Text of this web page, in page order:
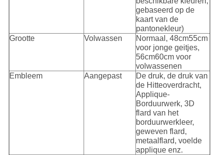
gebaseerd op de
kaart van de
pantonekleur)
Grootte
Volwassen
Normaal, 48cm55cm
voor jonge geitjes,
56cm60cm voor
volwassenen
Embleem
Aangepast
De druk, de druk van
de Hitteoverdracht,
Applique-
Borduurwerk, 3D
flard van het
borduurwerkleer,
geweven flard,
metaalflard, voelde
applique enz.